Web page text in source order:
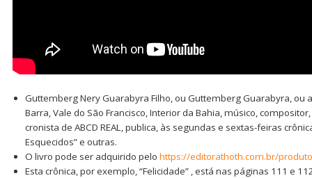
Guttemberg Nery Guarabyra Filho, ou Guttemberg Guarabyra, ou
Barra, Vale do São Francisco, Interior da Bahia, músico,
cronista de ABCD REAL, publica, às segundas e sextas-feiras
Esquecidos” e outras.
O livro pode ser adquirido pelo https://editorathoth.com.br/
Esta crônica, por exemplo, “Felicidade” , está nas páginas 111 e